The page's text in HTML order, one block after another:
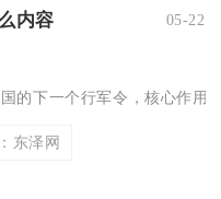
内容 05-22
的下一个行军令，核心作用
东泽网